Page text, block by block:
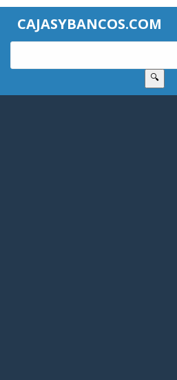
CAJASYBANCOS.COM
🔍